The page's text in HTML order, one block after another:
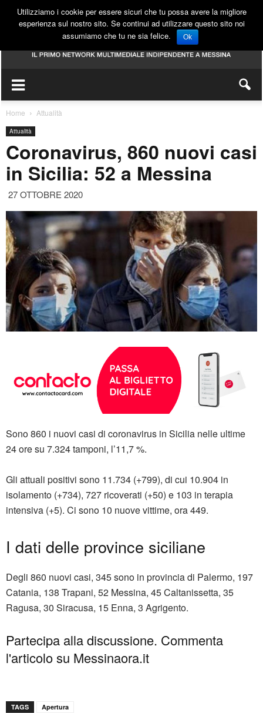
Home Attualità
Attualità
Coronavirus, 860 nuovi casi
in Sicilia: 52 a Messina
27 OTTOBRE 2020
Sono 860 i nuovi casi di coronavirus in Sicilia nelle ultime
24 ore su 7.324 tamponi, l’11,7 %.
Gli attuali positivi sono 11.734 (+799), di cui 10.904 in
isolamento (+734), 727 ricoverati (+50) e 103 in terapia
intensiva (+5). Ci sono 10 nuove vittime, ora 449.
I dati delle province siciliane
Degli 860 nuovi casi, 345 sono in provincia di Palermo, 197
Catania, 138 Trapani, 52 Messina, 45 Caltanissetta, 35
Ragusa, 30 Siracusa, 15 Enna, 3 Agrigento.
Partecipa alla discussione. Commenta
l'articolo su Messinaora.it
TAGS Apertura
Utilizziamo i cookie per essere sicuri che tu possa avere la migliore
esperienza sul nostro sito. Se continui ad utilizzare questo sito noi
assumiamo che tu ne sia felice.
Ok